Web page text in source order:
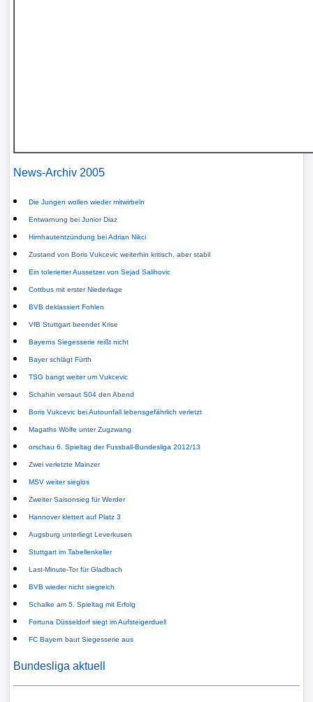
Alle
Tabelle
Bundesliga
3.
Liga
1.
Bundesliga
Ergebnisse
FuÃŸballspieler
Vereine
Wappen
News-Archiv 2005
Die Jungen wollen wieder mitwirbeln
Entwarnung bei Junior Diaz
Hirnhautentzündung bei Adrian Nikci
Zustand von Boris Vukcevic weiterhin kritisch, aber stabil
Ein tolerierter Aussetzer von Sejad Salihovic
Cottbus mit erster Niederlage
BVB deklassiert Fohlen
VfB Stuttgart beendet Krise
Bayerns Siegesserie reißt nicht
Bayer schlägt Fürth
TSG bangt weiter um Vukcevic
Schahin versaut S04 den Abend
Boris Vukcevic bei Autounfall lebensgefährlich verletzt
Magaths Wölfe unter Zugzwang
orschau 6. Spieltag der Fussball-Bundesliga 2012/13
Zwei verletzte Mainzer
MSV weiter sieglos
Zweiter Saisonsieg für Werder
Hannover klettert auf Platz 3
Augsburg unterliegt Leverkusen
Stuttgart im Tabellenkeller
Last-Minute-Tor für Gladbach
BVB wieder nicht siegreich
Schalke am 5. Spieltag mit Erfolg
Fortuna Düsseldorf siegt im Aufsteigerduell
FC Bayern baut Siegesserie aus
Bundesliga aktuell